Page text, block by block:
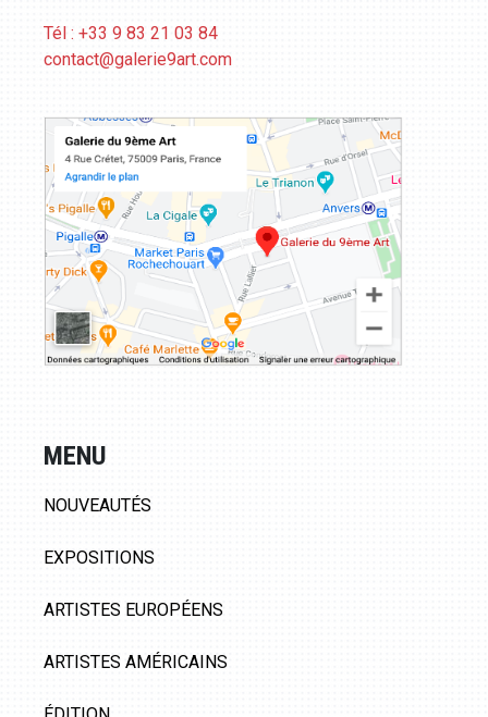
Tél : +33 9 83 21 03 84
contact@galerie9art.com
MENU
NOUVEAUTÉS
EXPOSITIONS
ARTISTES EUROPÉENS
ARTISTES AMÉRICAINS